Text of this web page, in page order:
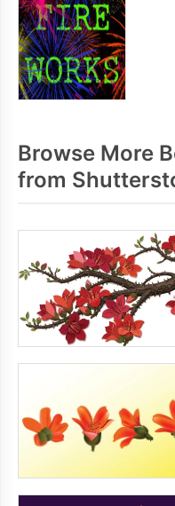
Browse More
from